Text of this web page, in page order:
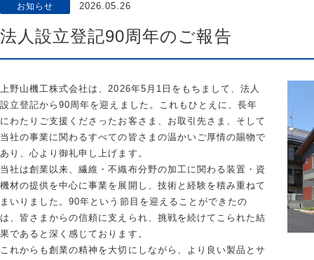
お知らせ 2026.05.26
法人設立登記90周年のご報告
上野山機工株式会社は、2026年5月1日をもちまして、法人
設立登記から90周年を迎えました。これもひとえに、長年
にわたりご支援くださったお客さま、お取引先さま、そして
当社の事業に関わるすべての皆さまの温かいご厚情の賜物で
あり、心より御礼申し上げます。
当社は創業以来、繊維・不織布分野の加工に関わる装置・資
機材の提供を中心に事業を展開し、技術と経験を積み重ねて
まいりました。90年という節目を迎えることができたの
は、皆さまからの信頼に支えられ、挑戦を続けてこられた結
果であると深く感じております。
これからも創業の精神を大切にしながら、より良い製品とサ